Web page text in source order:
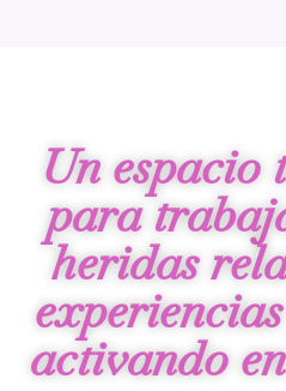
Un espacio
para
heridas
activando